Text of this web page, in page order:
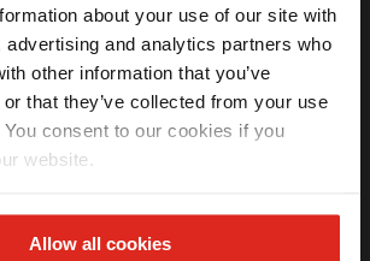
about your use of our site with
advertising and analytics partners who
other information that you’ve
that they’ve collected from your use
consent to our cookies if you
website.
Allow all cookies
compra
seu benefício exclusivo por email.